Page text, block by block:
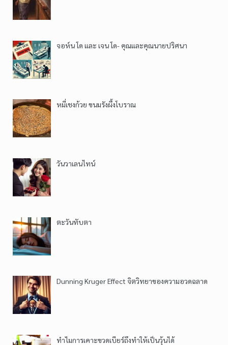
จอห์น โด และ เจน โด- คุณและคุณนายปริศนา
หมี่เชงก้วย ขนมรังผึ้งโบราณ
วันวาเลนไทน์
ตะวันทับตา
Dunning Kruger Effect จิตวิทยาของความอวดฉลาด
ทำไมการเคาะขวดเบียร์ถึงทำให้เป็นวุ้นได้